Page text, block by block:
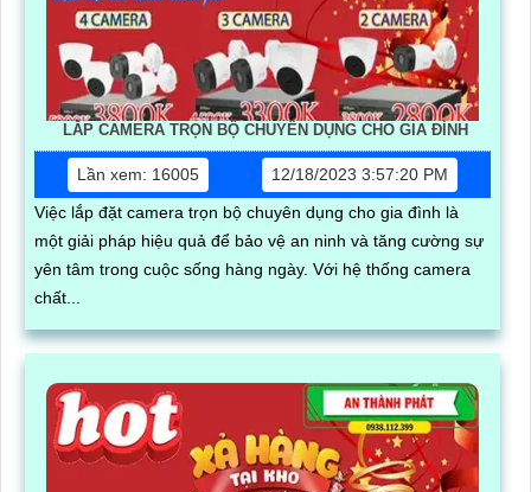
LẮP CAMERA TRỌN BỘ CHUYÊN DỤNG CHO GIA ĐÌNH
Lần xem: 16005
12/18/2023 3:57:20 PM
Việc lắp đặt camera trọn bộ chuyên dụng cho gia đình là
một giải pháp hiệu quả để bảo vệ an ninh và tăng cường sự
yên tâm trong cuộc sống hàng ngày. Với hệ thống camera
chất...